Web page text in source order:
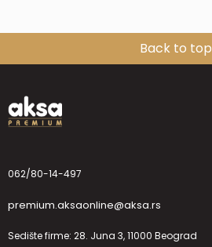
Back to top
062/80-14-497
premium.aksaonline@aksa.rs
Sedište firme: 28. Juna 3, 11000 Beograd